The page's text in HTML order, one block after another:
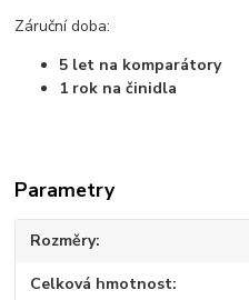
Záruční doba:
5 let na komparátory
1 rok na činidla
Parametry
Rozměry
Celková hmotnost